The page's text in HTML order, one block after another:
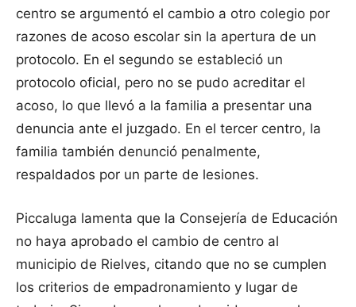
centro se argumentó el cambio a otro colegio por
razones de acoso escolar sin la apertura de un
protocolo. En el segundo se estableció un
protocolo oficial, pero no se pudo acreditar el
acoso, lo que llevó a la familia a presentar una
denuncia ante el juzgado. En el tercer centro, la
familia también denunció penalmente,
respaldados por un parte de lesiones.
Piccaluga lamenta que la Consejería de Educación
no haya aprobado el cambio de centro al
municipio de Rielves, citando que no se cumplen
los criterios de empadronamiento y lugar de